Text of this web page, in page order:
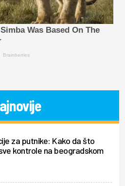
Was Based On The
Brainberries
za putnike: Kako da što
kontrole na beogradskom